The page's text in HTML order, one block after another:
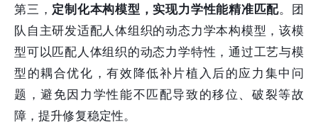
第三， 定制化本构模型，实现力学性能精准匹配。团
队自主研发适配人体组织的动态力学本构模型，该模
型可以匹配人体组织的动态力学特性，通过工艺与模
型的耦合优化，有效降低补片植入后的应力集中问
题，避免因力学性能不匹配导致的移位、破裂等故
障，提升修复稳定性。